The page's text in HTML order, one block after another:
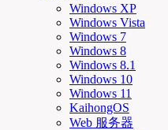
Windows XP
Windows Vista
Windows 7
Windows 8
Windows 8.1
Windows 10
Windows 11
KaihongOS
Web 服务器